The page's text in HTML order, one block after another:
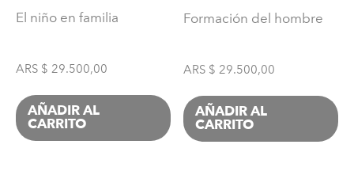
El niño en familia
ARS $ 29.500,00
AÑADIR AL
CARRITO
Formación del hombre
ARS $ 29.500,00
AÑADIR AL
CARRITO